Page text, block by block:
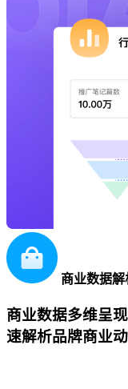
商业数据解
商业数据多维呈
速解析品牌商业